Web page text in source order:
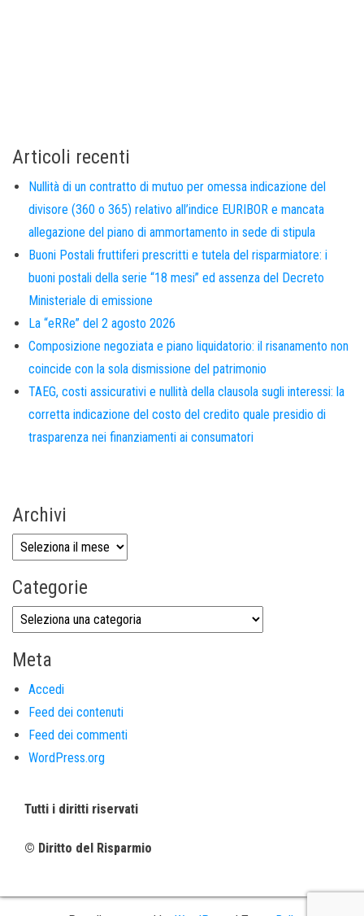
Articoli recenti
Nullità di un contratto di mutuo per omessa indicazione del
divisore (360 o 365) relativo all’indice EURIBOR e mancata
allegazione del piano di ammortamento in sede di stipula
Buoni Postali fruttiferi prescritti e tutela del risparmiatore: i
buoni postali della serie “18 mesi” ed assenza del Decreto
Ministeriale di emissione
La “eRRe” del 2 agosto 2026
Composizione negoziata e piano liquidatorio: il risanamento non
coincide con la sola dismissione del patrimonio
TAEG, costi assicurativi e nullità della clausola sugli interessi: la
corretta indicazione del costo del credito quale presidio di
trasparenza nei finanziamenti ai consumatori
Archivi
Categorie
Meta
Accedi
Feed dei contenuti
Feed dei commenti
WordPress.org
Tutti i diritti riservati
© Diritto del Risparmio